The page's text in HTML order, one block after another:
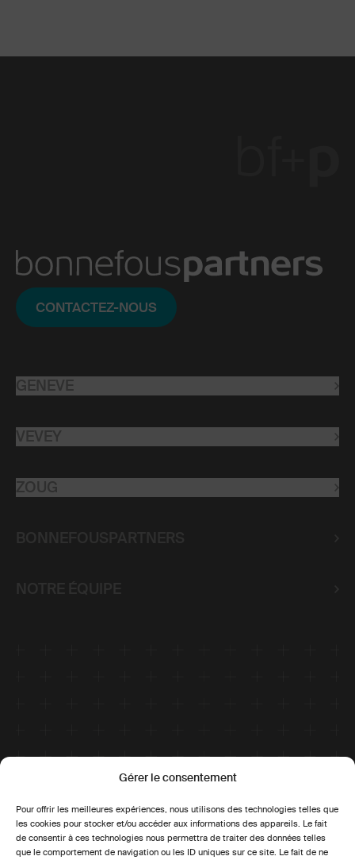
Gérer le consentement
Pour offrir les meilleures expériences, nous utilisons des technologies telles que
les cookies pour stocker et/ou accéder aux informations des appareils. Le fait
de consentir à ces technologies nous permettra de traiter des données telles
que le comportement de navigation ou les ID uniques sur ce site. Le fait de ne
CONTACTEZ-NOUS
GENEVE
info@bfp.ch
Rue du Cendrier 24
VEVEY
info@bfp.ch
ZOUG